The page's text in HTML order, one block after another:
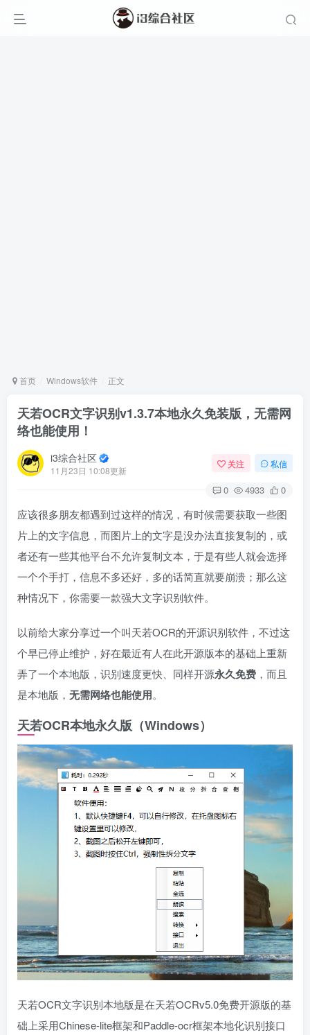
首页 Windows软件 正文
天若OCR文字识别v1.3.7本地永久免装版，无需网
络也能使用！
i3综合社区
11月23日 10:08更新
关注 私信
0 4933 0
应该很多朋友都遇到过这样的情况，有时候需要获取一些图
片上的文字信息，而图片上的文字是没办法直接复制的，或
者还有一些其他平台不允许复制文本，于是有些人就会选择
一个个手打，信息不多还好，多的话简直就要崩溃；那么这
种情况下，你需要一款强大文字识别软件。
以前给大家分享过一个叫天若OCR的开源识别软件，不过这
个早已停止维护，好在最近有人在此开源版本的基础上重新
弄了一个本地版，识别速度更快、同样开源永久免费 ，而且
是本地版， 无需网络也能使用。
天若OCR本地永久版 （Windows）
天若OCR文字识别本地版是在天若OCRv5.0免费开源版的基
础上采用Chinese-lite框架和Paddle-ocr框架本地化识别接口